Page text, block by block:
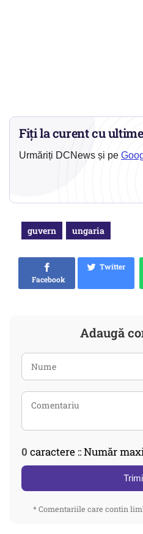
Fiți la curent cu
Urmăriți DCNews și pe
guvern ungaria
Facebook
Twitter
Adaugă
0 caractere :: Număr
* Comentariile care contin